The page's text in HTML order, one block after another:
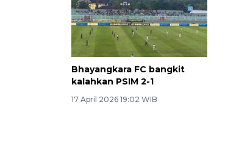
Bhayangkara FC bangkit
kalahkan PSIM 2-1
17 April 2026 19:02 WIB